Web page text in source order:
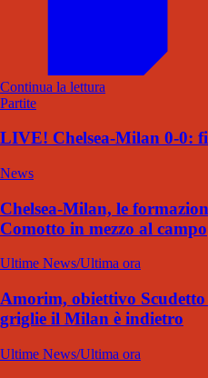
Continua la lettura
Partite
LIVE! Chelsea-Milan 0-0:
News
Chelsea-Milan, le
Comotto in mezzo al campo
Ultime News/Ultima ora
Amorim, obiettivo
griglie il Milan è indietro
Ultime News/Ultima ora